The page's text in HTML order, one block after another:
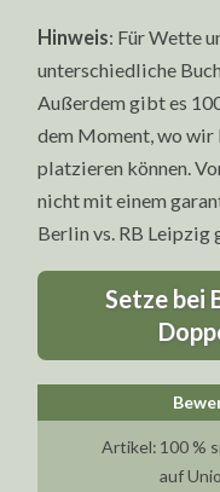
Hinweis: Für Wette
unterschiedliche
Außerdem gibt es
dem Moment, wo
platzieren können.
nicht mit einem
Berlin vs. RB Leipzig
Setze bei
Artikel: 100 %
auf